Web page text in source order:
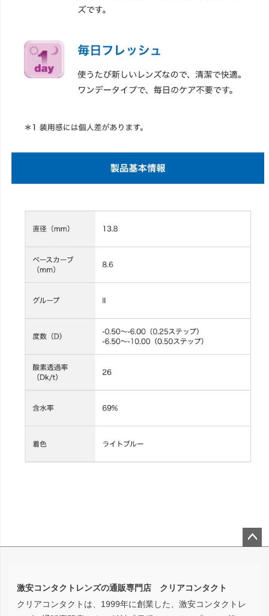
激安コンタクトレンズの通販専門店 クリアコンタクト
クリアコンタクトは、1999年に創業した、激安コンタクトレ